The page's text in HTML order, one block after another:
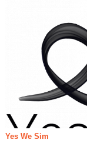
Yes We Sim